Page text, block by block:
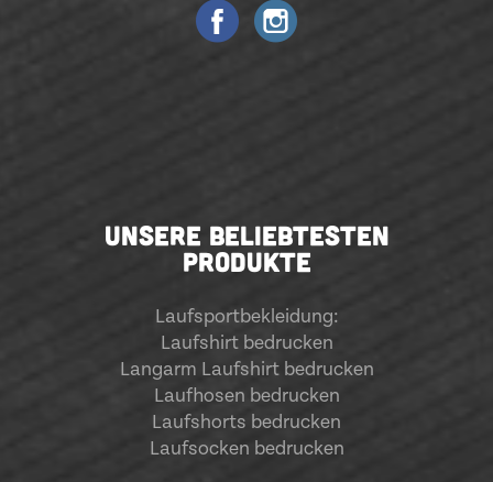
UNSERE BELIEBTESTEN
PRODUKTE
Laufsportbekleidung:
Laufshirt bedrucken
Langarm Laufshirt bedrucken
Laufhosen bedrucken
Laufshorts bedrucken
Laufsocken bedrucken